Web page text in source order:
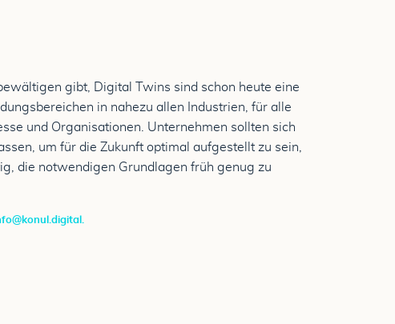
gibt, Digital Twins sind schon heute eine
in nahezu allen Industrien, für alle
und Organisationen. Unternehmen sollten sich
um für die Zukunft optimal aufgestellt zu sein,
die notwendigen Grundlagen früh genug zu
l.